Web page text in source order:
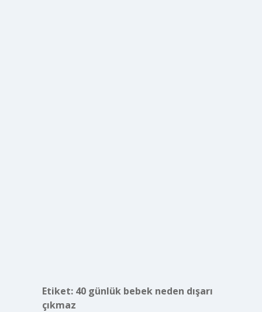
Etiket: 40 günlük bebek neden dışarı
çıkmaz